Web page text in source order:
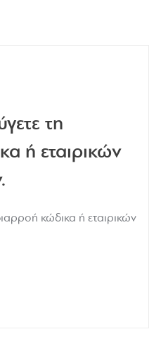
τη
ή εταιρικών
κώδικα ή εταιρικών